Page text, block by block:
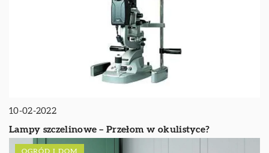
10-02-2022
Lampy szczelinowe – Przełom w okulistyce?
OGRÓD I DOM